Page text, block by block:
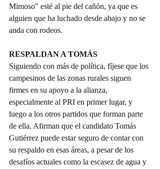
Mimoso" esté al pie del cañón, ya que es
alguien que ha luchado desde abajo y no se
anda con rodeos.
RESPALDAN A TOMÁS
Siguiendo con más de política, fíjese que los
campesinos de las zonas rurales siguen
firmes en su apoyo a la alianza,
especialmente al PRI en primer lugar, y
luego a los otros partidos que forman parte
de ella. Afirman que el candidato Tomás
Gutiérrez puede estar seguro de contar con
su respaldo en esas áreas, a pesar de los
desafíos actuales como la escasez de agua y